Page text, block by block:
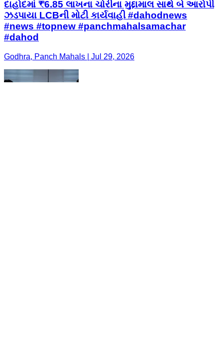
દાહોદમાં ₹6.85 લાખના ચોરીના મુદ્દામાલ સાથે બે આરોપી
ઝડપાયા LCBની મોટી કાર્યવાહી #dahodnews
#news #topnew #panchmahalsamachar
#dahod
Godhra, Panch Mahals | Jul 29, 2026